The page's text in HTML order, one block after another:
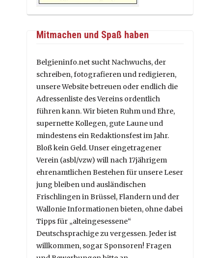
Mitmachen und Spaß haben
Belgieninfo.net sucht Nachwuchs, der
schreiben, fotografieren und redigieren,
unsere Website betreuen oder endlich die
Adressenliste des Vereins ordentlich
führen kann. Wir bieten Ruhm und Ehre,
supernette Kollegen, gute Laune und
mindestens ein Redaktionsfest im Jahr.
Bloß kein Geld. Unser eingetragener
Verein (asbl/vzw) will nach 17jährigem
ehrenamtlichen Bestehen für unsere Leser
jung bleiben und ausländischen
Frischlingen in Brüssel, Flandern und der
Wallonie Informationen bieten, ohne dabei
Tipps für „alteingesessene“
Deutschsprachige zu vergessen. Jeder ist
willkommen, sogar Sponsoren! Fragen